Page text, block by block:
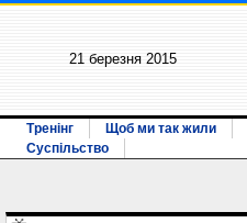
21 березня 2015
Тренінг Щоб ми так жили
Суспільство